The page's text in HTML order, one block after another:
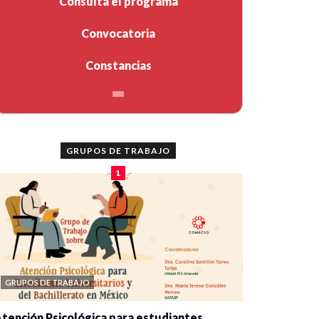
Convocatoria
Constancias
GRUPOS DE TRABAJO
1
GRUPOS DE TRABAJO